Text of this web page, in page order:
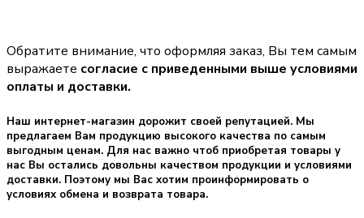
Обратите внимание, что оформляя заказ, Вы тем самым
выражаете согласие с приведенными выше условиями
оплаты и доставки.
Наш интернет-магазин дорожит своей репутацией. Мы
предлагаем Вам продукцию высокого качества по самым
выгодным ценам. Для нас важно чтоб приобретая товары у
нас Вы остались довольны качеством продукции и условиями
доставки. Поэтому мы Вас хотим проинформировать о
условиях обмена и возврата товара.